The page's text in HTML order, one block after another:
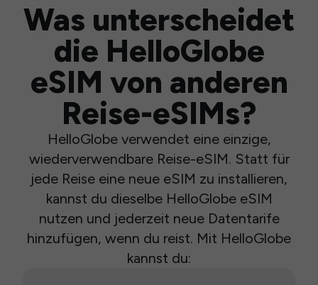
Was unterscheidet
die HelloGlobe
eSIM von anderen
Reise-eSIMs?
HelloGlobe verwendet eine einzige,
wiederverwendbare Reise-eSIM. Statt für
jede Reise eine neue eSIM zu installieren,
kannst du dieselbe HelloGlobe eSIM
nutzen und jederzeit neue Datentarife
hinzufügen, wenn du reist. Mit HelloGlobe
kannst du: